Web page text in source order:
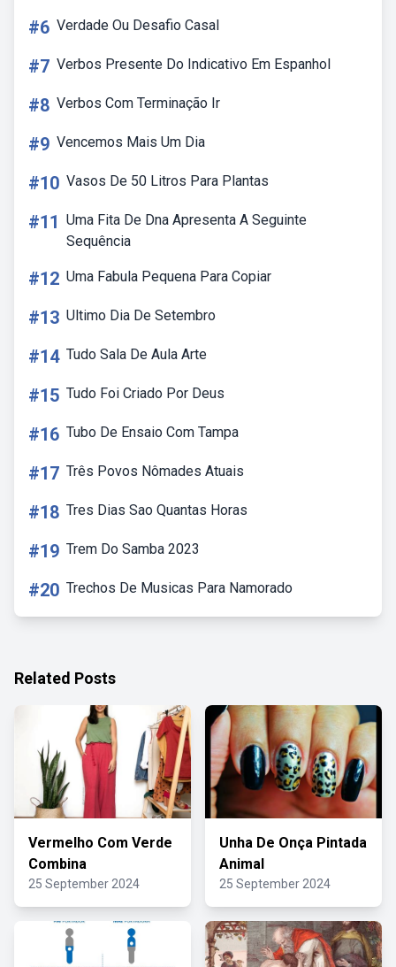
#6 Verdade Ou Desafio Casal
#7 Verbos Presente Do Indicativo Em Espanhol
#8 Verbos Com Terminação Ir
#9 Vencemos Mais Um Dia
#10 Vasos De 50 Litros Para Plantas
#11 Uma Fita De Dna Apresenta A Seguinte
Sequência
#12 Uma Fabula Pequena Para Copiar
#13 Ultimo Dia De Setembro
#14 Tudo Sala De Aula Arte
#15 Tudo Foi Criado Por Deus
#16 Tubo De Ensaio Com Tampa
#17 Três Povos Nômades Atuais
#18 Tres Dias Sao Quantas Horas
#19 Trem Do Samba 2023
#20 Trechos De Musicas Para Namorado
Related Posts
Vermelho Com Verde
Combina
25 September 2024
Unha De Onça Pintada
Animal
25 September 2024